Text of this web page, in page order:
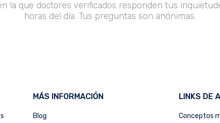
la que doctores verificados responden tus
horas del día. Tus preguntas son anónimas.
MÁS INFORMACIÓN
Blog
LINKS DE
Conceptos